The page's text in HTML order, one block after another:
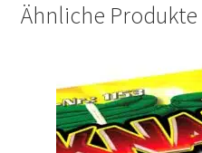
Ähnliche Produkte